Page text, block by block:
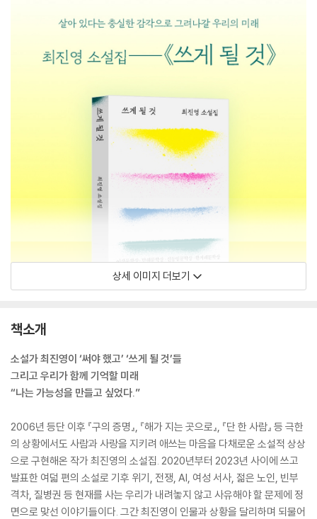
상세 이미지 더보기
책소개
소설가 최진영이 ‘써야 했고’ ‘쓰게 될 것’들
그리고 우리가 함께 기억할 미래
“나는 가능성을 만들고 싶었다.”
2006년 등단 이후 『구의 증명』, 『해가 지는 곳으로』, 『단 한 사람』 등 극한
의 상황에서도 사람과 사랑을 지키려 애쓰는 마음을 다채로운 소설적 상상
으로 구현해온 작가 최진영의 소설집. 2020년부터 2023년 사이에 쓰고
발표한 여덟 편의 소설로 기후 위기, 전쟁, AI, 여성 서사, 젊은 노인, 빈부
격차, 질병권 등 현재를 사는 우리가 내려놓지 않고 사유해야 할 문제에 정
면으로 맞선 이야기들이다. 그간 최진영이 인물과 상황을 달리하며 되물어